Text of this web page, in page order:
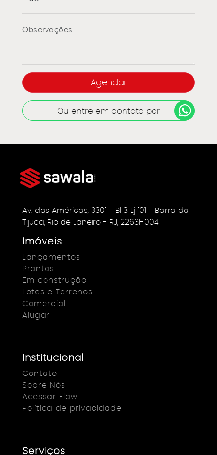
Ou entre em contato por
Av. das Américas, 3301 - Bl 3 Lj 101 - Barra da
Tijuca, Rio de Janeiro - RJ, 22631-004
Imóveis
Lançamentos
Prontos
Em construção
Lotes e Terrenos
Comercial
Alugar
Institucional
Contato
Sobre Nós
Acessar Flow
Política de privacidade
Serviços